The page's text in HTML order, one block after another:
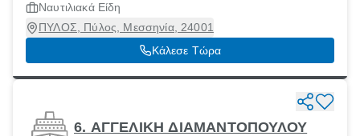
Ναυτιλιακά Είδη
ΠΥΛΟΣ, Πύλος, Μεσσηνία, 24001
Κάλεσε Τώρα
6. ΑΓΓΕΛΙΚΗ ΔΙΑΜΑΝΤΟΠΟΥΛΟΥ